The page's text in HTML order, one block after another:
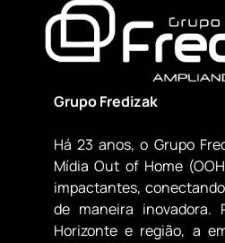
Grupo Fredizak
Há 23 anos, o Grupo
Mídia Out of Home
impactantes,
de maneira inovadora.
Horizonte e região, a